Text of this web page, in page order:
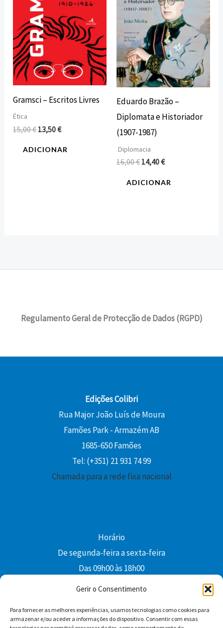
Gerir o Consentimento
Para fornecer as melhores experiências, usamos tecnologias como cookies para
armazenar e/ou aceder a informações do dispositivo. Consentir com essas
Gramsci – Escritos Livres
Ética
15,00€ 13,50€
ADICIONAR
Eduardo Brazão –
Diplomata e Historiador
(1907-1987)
Diplomacia
16,00€ 14,40€
ADICIONAR
Regulamento Geral de Protecção de Dados (RGPD)
Edições Colibri
Rua Major João Luís de Moura
Famões Park - Armazém AB
1685-650 Famões
Tel: (+351) 21 931 74 99
Chamada para a rede fixa nacional
Horário
De segunda-feira a sexta-feira
Das 09h00 às 18h00
colibri@edi-colibri.pt
Facebook YouTube Instagram Whatsapp